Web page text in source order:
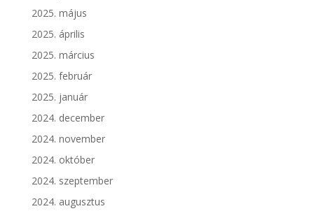
2025. május
2025. április
2025. március
2025. február
2025. január
2024. december
2024. november
2024. október
2024. szeptember
2024. augusztus